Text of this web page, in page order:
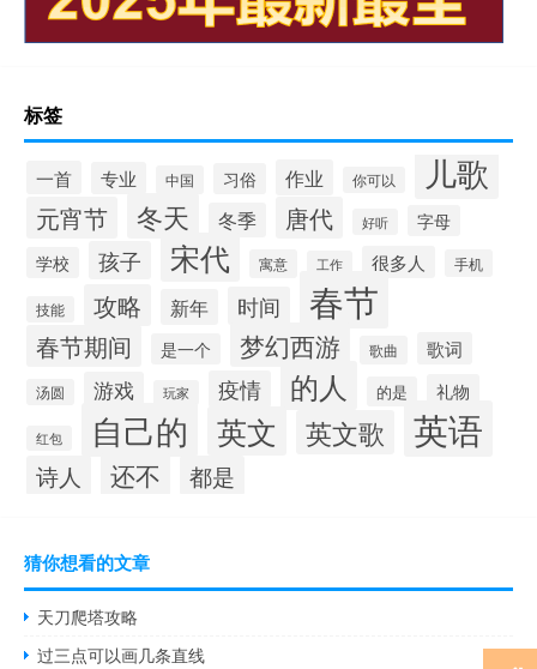
标签
一首 专业 中国 习俗 作业 你可以 儿歌
元宵节 冬天 冬季 唐代 好听
字母
学校
孩子 宋代 寓意 工作 很多人 手机
技能 攻略 新年 时间 春节
春节期间 是一个 梦幻西游 歌曲 歌词
汤圆 游戏 玩家 疫情 的人 的是 礼物
红包 自己的 英文 英文歌 英语
诗人 还不 都是
猜你想看的文章
天刀爬塔攻略
过三点可以画几条直线